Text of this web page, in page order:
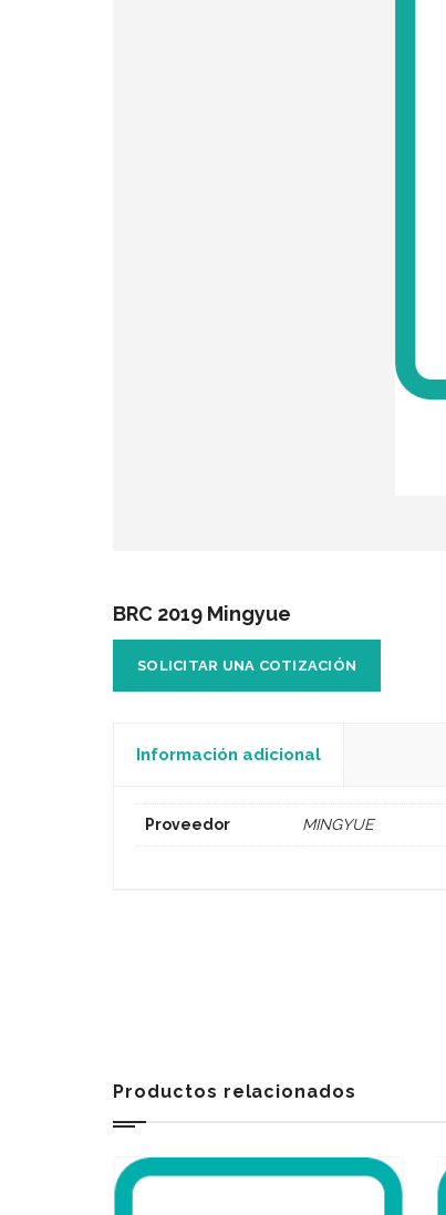
BRC 2019 Mingyue
SOLICITAR UNA COTIZACIÓN
Información adicional
Proveedor MINGYUE
Productos relacionados